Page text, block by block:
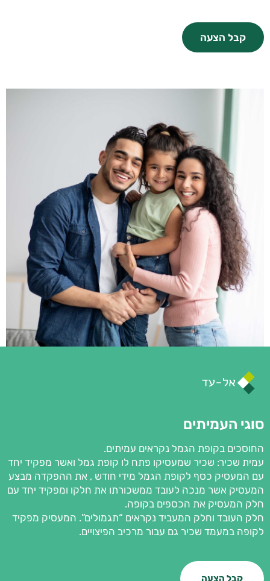
קבל הצעה
סוגי העמיתים
החוסכים בקופת הגמל נקראים עמיתים.
עמית שכיר: שכיר שמעסיקו פתח לו קופת גמל ואשר מפקיד יחד
עם המעסיק כסף לקופת הגמל מידי חודש , את ההפקדה מבצע
המעסיק אשר מנכה לעובד ממשכורתו את חלקו ומפקיד יחד עם
חלק המעסיק את הכספים בקופה.
חלק העובד וחלק המעביד נקראים “תגמולים”. המעסיק מפקיד
לקופה במעמד שכיר גם עבור מרכיב הפיצויים.
קבל הצעה